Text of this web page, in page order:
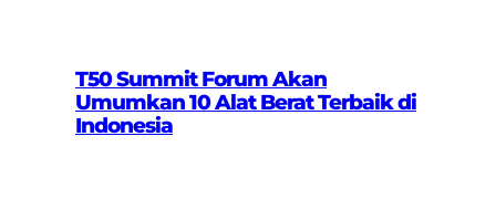
T50 Summit Forum Akan
Umumkan 10 Alat Berat Terbaik di
Indonesia